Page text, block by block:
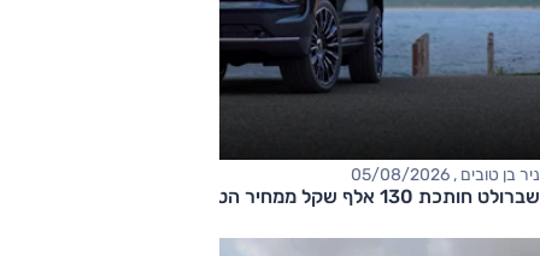
ניר בן טובים , 05/08/2026
שברולט חותכת 130 אלף שקל ממחיר הטאהו